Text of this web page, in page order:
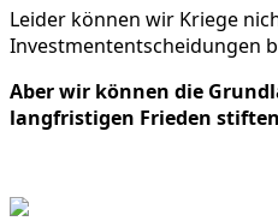
Leider können wir Kriege
Investmententscheidungen
Aber wir können die
langfristigen Frieden